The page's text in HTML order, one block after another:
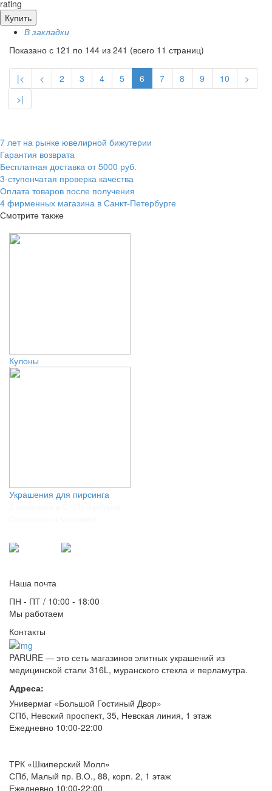
rating
Купить
В закладки
Показано с 121 по 144 из 241 (всего 11 страниц)
|< < 2 3 4 5 6 7 8 9 10
>
>|
7 лет на рынке ювелирной бижутерии
Гарантия возврата
Бесплатная доставка от 5000 руб.
3-ступенчатая проверка качества
Оплата товаров после получения
4 фирменных магазина в Санкт-Петербурге
Смотрите также
Кулоны
Украшения для пирсинга
Наша почта
ПН - ПТ / 10:00 - 18:00
Мы работаем
Контакты
PARURE — это сеть магазинов элитных украшений из
медицинской стали 316L, муранского стекла и перламутра.
Адреса:
Универмаг «Большой Гостиный Двор»
СПб, Невский проспект, 35, Невская линия, 1 этаж
Ежедневно 10:00-22:00
ТРК «Шкиперский Молл»
СПб, Малый пр. В.О., 88, корп. 2, 1 этаж
Ежедневно 10:00-22:00